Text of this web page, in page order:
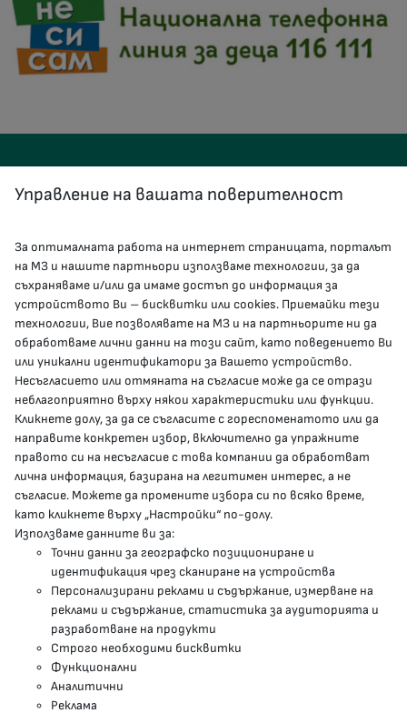
КОНТАКТИ
гр.София, 1000, пл. „Света Неделя“ №5
delovodstvo@mh.government.bg
presscenter@mh.government.bg
МЗ В СОЦИАЛНИТЕ МРЕЖИ
Facebook страница
Instragram профил
YouTube канал
Threads профил
Карта на сайта
Бисквитки
Управление на вашата поверителност
За оптималната работа на интернет страницата, порталът
на МЗ и нашите партньори използваме технологии, за да
съхраняваме и/или да имаме достъп до информация за
устройството Ви – бисквитки или cookies. Приемайки тези
технологии, Вие позволявате на МЗ и на партньорите ни да
обработваме лични данни на този сайт, като поведението Ви
или уникални идентификатори за Вашето устройство.
Несъгласието или отмяната на съгласие може да се отрази
неблагоприятно върху някои характеристики или функции.
Кликнете долу, за да се съгласите с гореспоменатото или да
направите конкретен избор, включително да упражните
правото си на несъгласие с това компании да обработват
лична информация, базирана на легитимен интерес, а не
съгласие. Можете да промените избора си по всяко време,
като кликнете върху „Настройки“ по-долу.
Използваме данните ви за:
Точни данни за географско позициониране и
идентификация чрез сканиране на устройства
Персонализирани реклами и съдържание, измерване на
реклами и съдържание, статистика за аудиторията и
разработване на продукти
Строго необходими бисквитки
Функционални
Аналитични
Реклама